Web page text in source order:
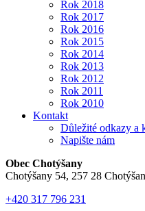
Rok 2018
Rok 2017
Rok 2016
Rok 2015
Rok 2014
Rok 2013
Rok 2012
Rok 2011
Rok 2010
Kontakt
Důležité odkazy a
Napište nám
Obec Chotýšany
Chotýšany 54, 257 28
+420 317 796 231